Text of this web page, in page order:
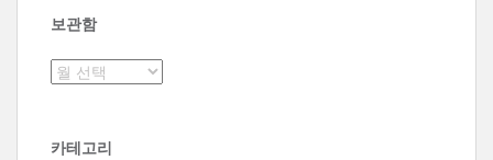
보관함
보
카테고리